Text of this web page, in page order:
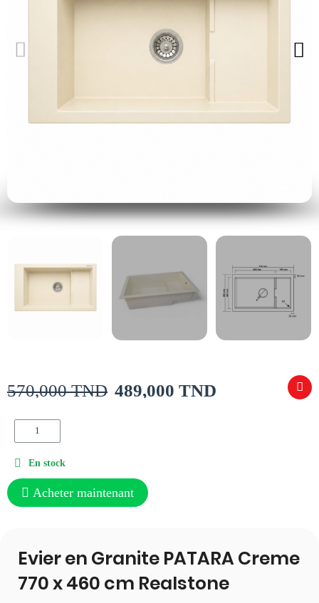
Evier en Granite PATARA Creme
770 x 460 cm Realstone
570,000 TND 489,000 TND
En stock
Acheter maintenant